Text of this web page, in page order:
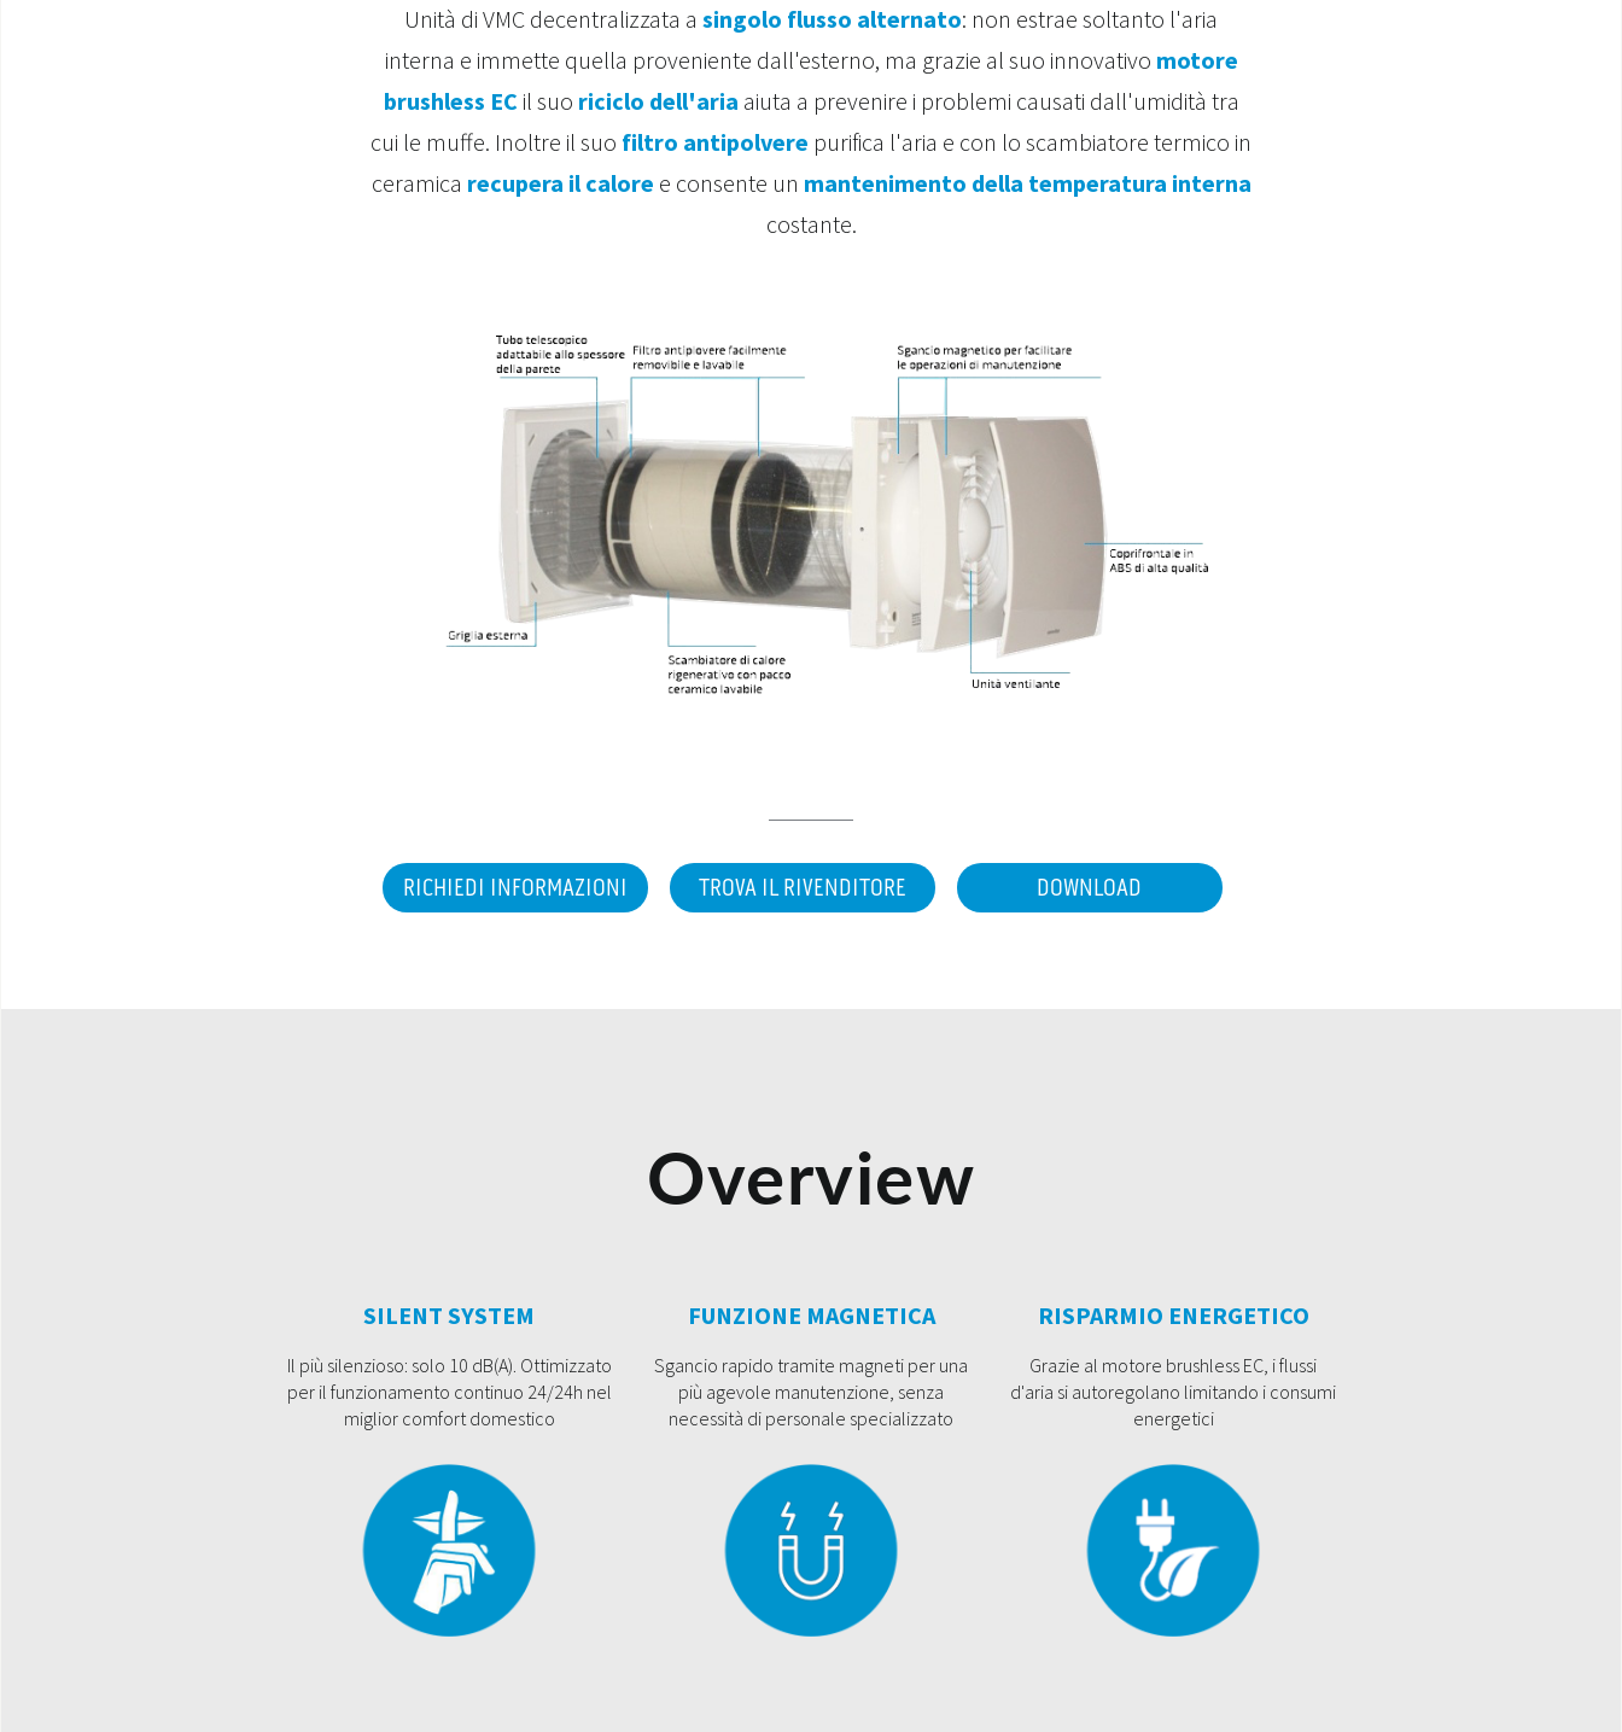
Unità di VMC decentralizzata a singolo flusso alternato: non estrae soltanto l'aria
interna e immette quella proveniente dall'esterno, ma grazie al suo innovativo motore
brushless EC il suo riciclo dell'aria aiuta a prevenire i problemi causati dall'umidità tra
cui le muffe. Inoltre il suo filtro antipolvere purifica l'aria e con lo scambiatore termico in
ceramica recupera il calore e consente un mantenimento della temperatura interna
costante.
RICHIEDI INFORMAZIONI TROVA IL RIVENDITORE DOWNLOAD
Overview
SILENT SYSTEM
Il più silenzioso: solo 10 dB(A). Ottimizzato
per il funzionamento continuo 24/24h nel
miglior comfort domestico
FUNZIONE MAGNETICA
Sgancio rapido tramite magneti per una
più agevole manutenzione, senza
necessità di personale specializzato
RISPARMIO ENERGETICO
Grazie al motore brushless EC, i flussi
d'aria si autoregolano limitando i consumi
energetici